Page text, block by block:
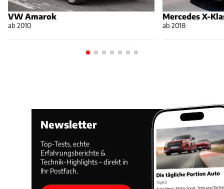
VW Amarok
ab 2010
Mercedes X-
ab 2018
Newsletter
Top-Tests, echte
Erfahrungsberichte &
Technik-Highlights – direkt in
Ihr Postfach.